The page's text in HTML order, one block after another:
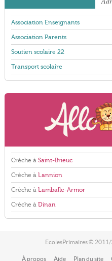
Association Enseignants
Association Parents
Soutien scolaire 22
Transport scolaire
Crèche à Saint-Brieuc
Crèche à Lannion
Crèche à Lamballe-Armor
Crèche à Dinan
EcolesPrimaires ©
À propos Aide Plan du site